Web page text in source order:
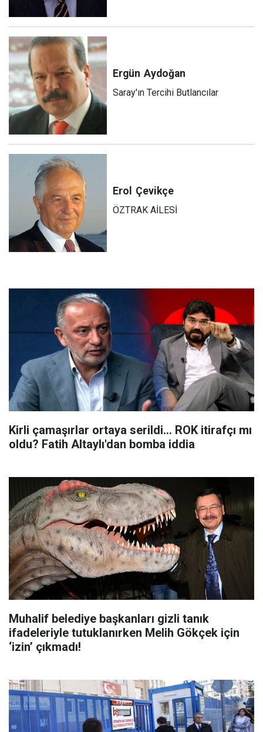
Ergün Aydoğan
Saray'ın Tercihi Butlancılar
Erol Çevikçe
ÖZTRAK AİLESİ
Kirli çamaşırlar ortaya serildi... ROK itirafçı mı
oldu? Fatih Altaylı'dan bomba iddia
Muhalif belediye başkanları gizli tanık
ifadeleriyle tutuklanırken Melih Gökçek için
‘izin’ çıkmadı!